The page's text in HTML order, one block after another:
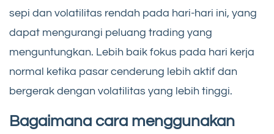
sepi dan volatilitas rendah pada hari-hari ini, yang
dapat mengurangi peluang trading yang
menguntungkan. Lebih baik fokus pada hari kerja
normal ketika pasar cenderung lebih aktif dan
bergerak dengan volatilitas yang lebih tinggi.
Bagaimana cara menggunakan